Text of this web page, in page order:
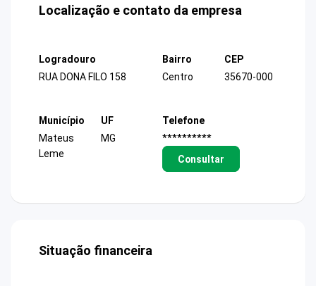
Localização e contato da empresa
Logradouro
RUA DONA FILO 158
Bairro
Centro
CEP
35670-000
Município
Mateus
Leme
UF
MG
Telefone
**********
Consultar
Situação financeira